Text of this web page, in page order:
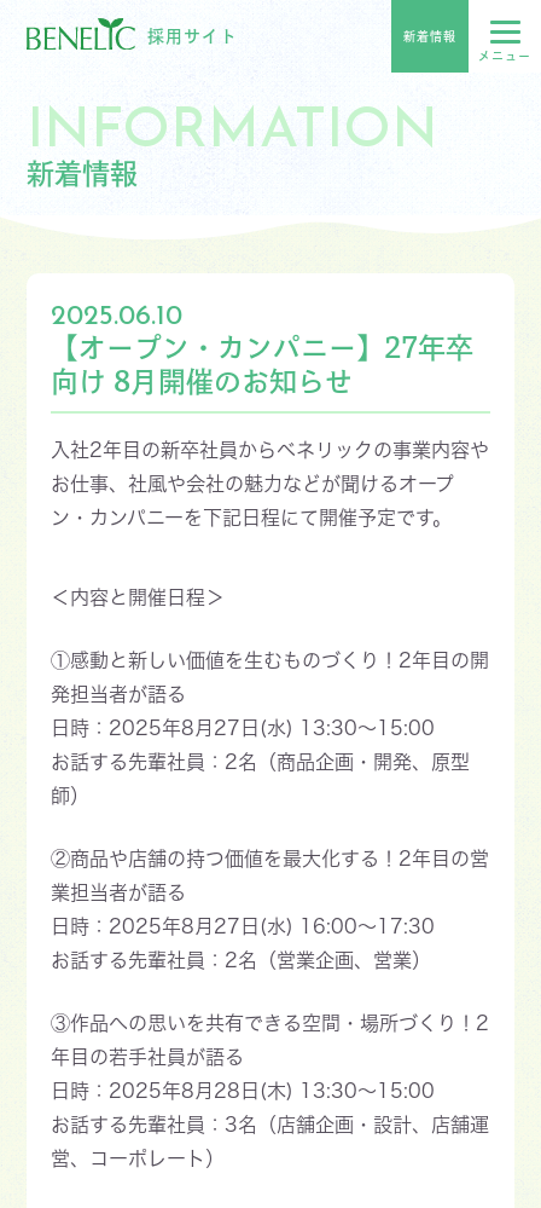
採用サイト 新着情報
INFORMATION
新着情報
2025.06.10
【オープン・カンパニー】27年卒
向け 8月開催のお知らせ
入社2年目の新卒社員からベネリックの事業内容や
お仕事、社風や会社の魅力などが聞けるオープ
ン・カンパニーを下記日程にて開催予定です。
＜内容と開催日程＞
①感動と新しい価値を生むものづくり！2年目の開
発担当者が語る
日時：2025年8月27日(水) 13:30～15:00
お話する先輩社員：2名（商品企画・開発、原型
師）
②商品や店舗の持つ価値を最大化する！2年目の営
業担当者が語る
日時：2025年8月27日(水) 16:00～17:30
お話する先輩社員：2名（営業企画、営業）
③作品への思いを共有できる空間・場所づくり！2
年目の若手社員が語る
日時：2025年8月28日(木) 13:30～15:00
お話する先輩社員：3名（店舗企画・設計、店舗運
営、コーポレート）